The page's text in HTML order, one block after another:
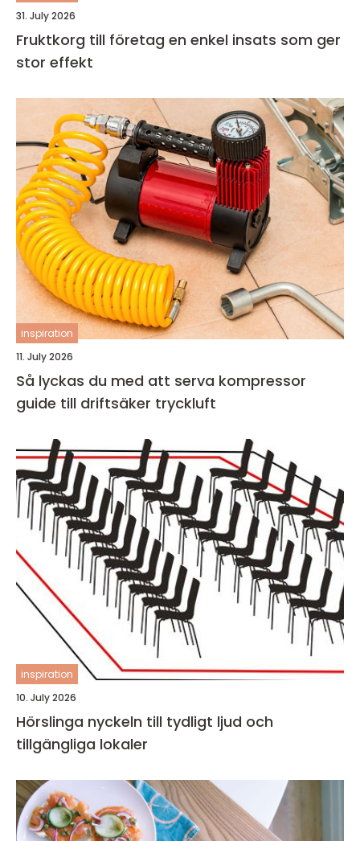
31. July 2026
Fruktkorg till företag en enkel insats som ger
stor effekt
inspiration
11. July 2026
Så lyckas du med att serva kompressor
guide till driftsäker tryckluft
inspiration
10. July 2026
Hörslinga nyckeln till tydligt ljud och
tillgängliga lokaler